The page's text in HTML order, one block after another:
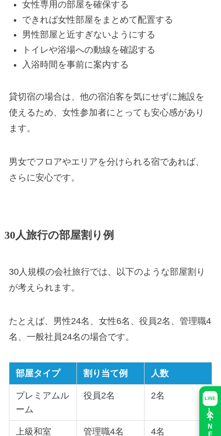
女性専用の部屋を確保する
できれば女性部屋をまとめて配置する
男性部屋と近すぎないようにする
トイレや浴場への動線を確認する
入浴時間を事前に案内する
貸切宿の場合は、他の宿泊客を気にせずに施設を
使えるため、女性参加者にとっても安心感があり
ます。
男女でフロアやエリアを分けられる宿であれば、
さらに安心です。
30人旅行の部屋割り例
30人規模の会社旅行では、以下のような部屋割り
が考えられます。
たとえば、男性24名、女性6名、役員2名、管理職4
名、一般社員24名の場合です。
部屋タイプ 割り当て例 人数
プレミアムル
ーム
役員2名 2名
上級和室 管理職4名 4名
LINE